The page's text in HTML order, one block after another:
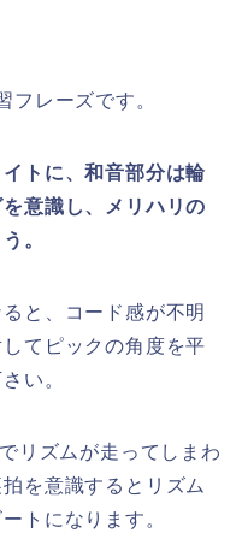
フレーズです。
トに、和音部分は輪
意識し、メリハリの
。
と、コード感が不明
てピックの角度を平
い。
リズムが走ってしまわ
を意識するとリズム
トになります。